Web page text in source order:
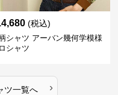
(税込)
シャツ アーバン幾何学模様
シャツ
ツ一覧へ ›